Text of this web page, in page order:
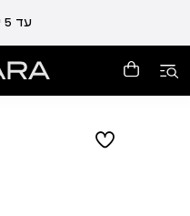
עד 5 ימי אספקה